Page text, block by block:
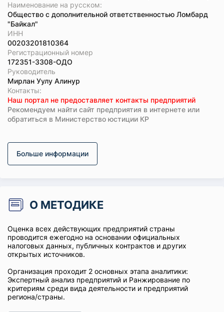
Наименование на русском:
Общество с дополнительной ответственностью Ломбард
"Байкал"
ИНН
00203201810364
Регистрационный номер
172351-3308-ОДО
Руководитель
Мирлан Уулу Алинур
Koнтaкты:
Наш портал не предоставляет контакты предприятий
Рекомендуем найти сайт предприятия в интернете или
обратиться в Министерство юстиции КР
Больше информации
О МЕТОДИКЕ
Оценка всех действующих предприятий страны
проводится ежегодно на основании официальных
налоговых данных, публичных контрактов и других
открытых источников.
Организация проходит 2 основных этапа аналитики:
Экспертный анализ предприятий и Ранжирование по
критериям среди вида деятельности и предприятий
региона/страны.